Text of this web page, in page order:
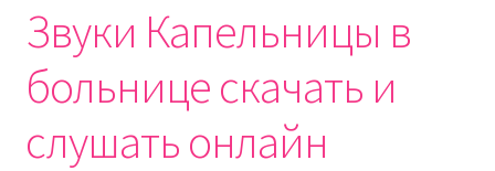
Звуки Капельницы в
больнице скачать и
слушать онлайн